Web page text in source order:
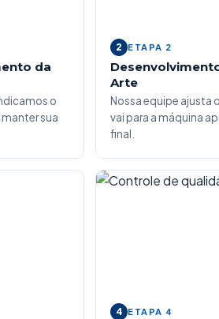
da
o
sua
2 ETAPA 2
Arte
Nossa equipe ajusta
vai para a máquina
final.
4 ETAPA 4